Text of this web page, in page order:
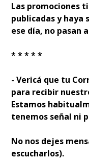
Las promociones
publicadas y haya
ese día, no pasan
* * * * *
- Verificá que tu
para recibir
Estamos
tenemos señal ni
No nos dejes
escucharlos).